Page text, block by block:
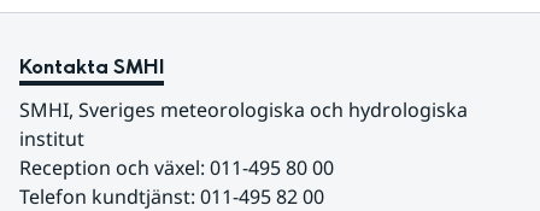
Kontakta SMHI
SMHI, Sveriges meteorologiska och hydrologiska
institut
Reception och växel: 011-495 80 00
Telefon kundtjänst: 011-495 82 00